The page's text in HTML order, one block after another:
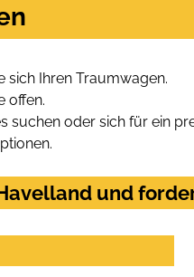
sich Ihren Traumwagen.
offen.
suchen oder sich für ein
und